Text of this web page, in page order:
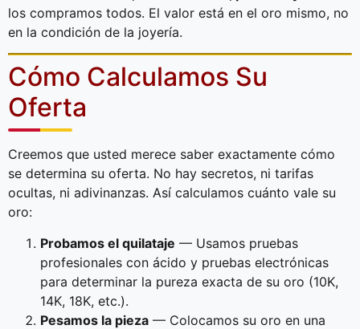
los compramos todos. El valor está en el oro mismo, no
en la condición de la joyería.
Cómo Calculamos Su
Oferta
Creemos que usted merece saber exactamente cómo
se determina su oferta. No hay secretos, ni tarifas
ocultas, ni adivinanzas. Así calculamos cuánto vale su
oro:
Probamos el quilataje — Usamos pruebas
profesionales con ácido y pruebas electrónicas
para determinar la pureza exacta de su oro (10K,
14K, 18K, etc.).
Pesamos la pieza — Colocamos su oro en una